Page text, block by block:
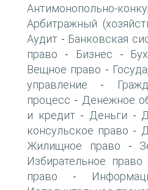
Антимонопольно-
Арбитражный
Аудит - Банковская
право - Бизнес -
Вещное право -
управление -
процесс - Денежное
и кредит- Деньги -
консульское право -
Жилищное право -
Избирательное право
право -